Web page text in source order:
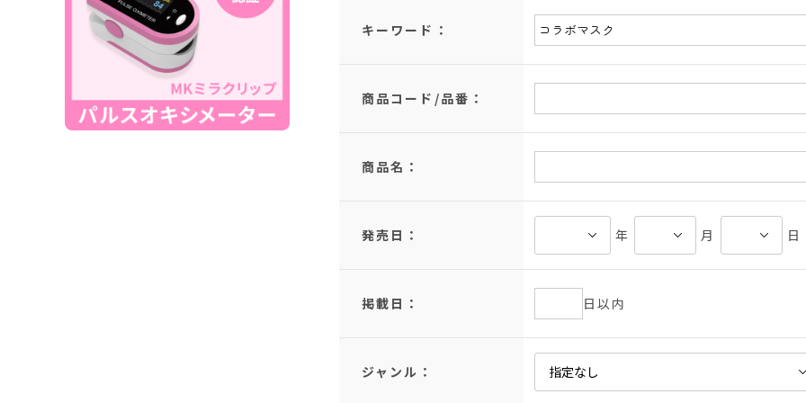
キーワード：
商品コード/品番：
商品名：
発売日： 年 月 日
掲載日： 日以内
ジャンル：